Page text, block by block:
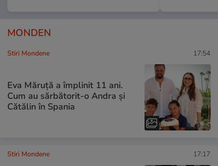
MONDEN
Stiri Mondene 17:54
Eva Măruță a împlinit 11 ani.
Cum au sărbătorit-o Andra și
Cătălin în Spania
Stiri Mondene 17:17